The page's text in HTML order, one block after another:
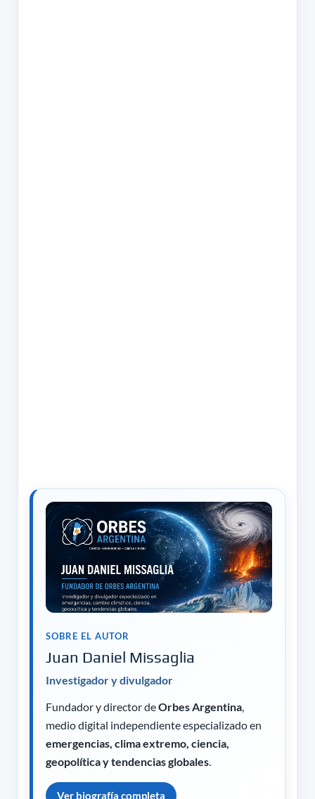
SOBRE EL AUTOR
Juan Daniel Missaglia
Investigador y divulgador
Fundador y director deOrbes Argentina,
medio digital independiente especializado en
emergencias, clima extremo, ciencia,
geopolítica y tendencias globales.
Ver biografía completa